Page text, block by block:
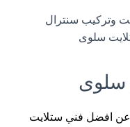
وتركيب سنترال
سلوى
سلوى
افضل فني ستلايت